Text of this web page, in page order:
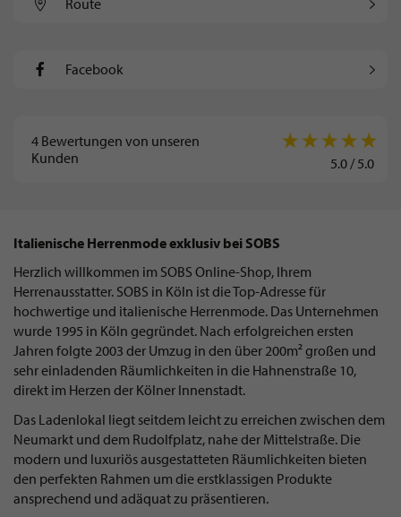
Route
Facebook
4 Bewertungen von unseren
Kunden
5.0/5.0
Italienische Herrenmode exklusiv bei SOBS
Herzlich willkommen im SOBS Online-Shop, Ihrem
Herrenausstatter. SOBS in Köln ist die Top-Adresse für
hochwertige und italienische Herrenmode. Das Unternehmen
wurde 1995 in Köln gegründet. Nach erfolgreichen ersten
Jahren folgte 2003 der Umzug in den über 200m² großen und
sehr einladenden Räumlichkeiten in die Hahnenstraße 10,
direkt im Herzen der Kölner Innenstadt.
Das Ladenlokal liegt seitdem leicht zu erreichen zwischen dem
Neumarkt und dem Rudolfplatz, nahe der Mittelstraße. Die
modern und luxuriös ausgestatteten Räumlichkeiten bieten
den perfekten Rahmen um die erstklassigen Produkte
ansprechend und adäquat zu präsentieren.